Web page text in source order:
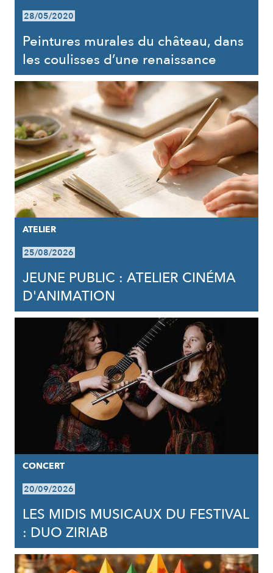
28/05/2020
Peintures murales du château, dans
les coulisses d’une renaissance
ATELIER
25/08/2026
JEUNE PUBLIC : ATELIER CINÉMA
D'ANIMATION
CONCERT
20/09/2026
LES MIDIS MUSICAUX DU FESTIVAL
: DUO ZIRIAB